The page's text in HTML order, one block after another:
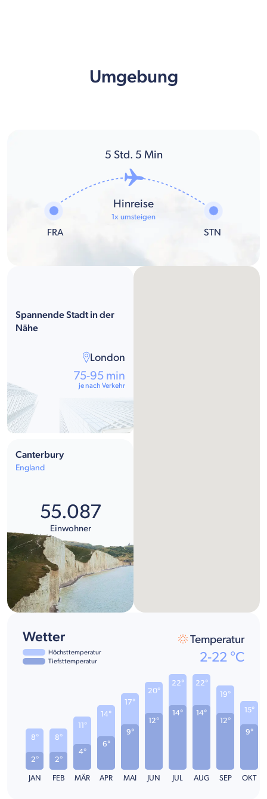
Umgebung
5 Std. 5 Min
FRA
Hinreise
1x umsteigen
STN
Spannende Stadt in der
Nähe
London
75-95 min
je nach Verkehr
Canterbury
England
55.087
Einwohner
Wetter
Höchsttemperatur
Tiefsttemperatur
Temperatur
2-22 °C
2°
8°
JAN
2°
8°
FEB
4°
11°
MÄR
6°
14°
APR
9°
17°
MAI
12°
20°
JUN
14°
22°
JUL
14°
22°
AUG
12°
19°
SEP
9°
15°
OKT